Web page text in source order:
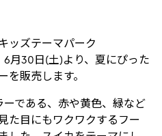
ッズテーマパーク
6月30日(土)より、夏にぴった
を販売します。
である、赤や黄色、緑など
た目にもワクワクするフー